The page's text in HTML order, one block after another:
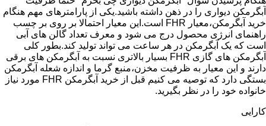
آبگرمکن دیواری را در ذهن داشته باشید.یکی از پارامترهای مهم هنگام
خرید آبگرمکن،معیار FHR است.این معیار احتمالا بر روی بر چسب
راهنمای انرژی محصول درج می شود و معرف تعداد گالن های آبی
است که یک آبگرمکن در هر ساعت می تواند تولید کند.بطور کلی
آبگرمکن های گازی FHR بسیار بالاتری نسبت به آبگرمکن های برقی
دارند و این معیار به ظرفیت مخزن،منبع گرما و اندازه شعله آبگرمکن
بستگی دارد که توصیه می کنیم قبل از خرید آبگرمکن FHR مورد نیاز
خانواده خود را در نظر بگیرید.
کارایی